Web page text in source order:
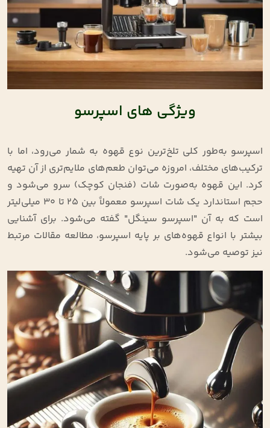
ویژگی های اسپرسو
اسپرسو به‌طور کلی تلخ‌ترین نوع قهوه به شمار می‌رود، اما با
ترکیب‌های مختلف، امروزه می‌توان طعم‌های ملایم‌تری از آن تهیه
کرد. این قهوه به‌صورت شات (فنجان کوچک) سرو می‌شود و
حجم استاندارد یک شات اسپرسو معمولاً بین 25 تا 30 میلی‌لیتر
است که به آن "اسپرسو سینگل" گفته می‌شود. برای آشنایی
بیشتر با انواع قهوه‌های بر پایه اسپرسو، مطالعه مقالات مرتبط
نیز توصیه می‌شود.